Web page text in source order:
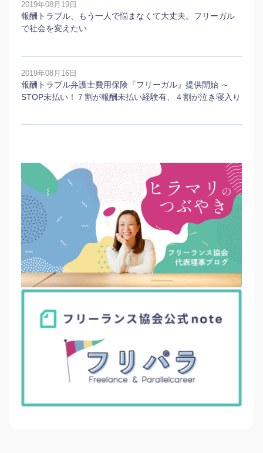
2019年08月19日
報酬トラブル、もう一人で悩まなくて大丈夫。フリーガル
で社会を変えたい
2019年08月16日
報酬トラブル弁護士費用保険『フリーガル』提供開始 ～
STOP未払い！７割が報酬未払い経験有、４割が泣き寝入り